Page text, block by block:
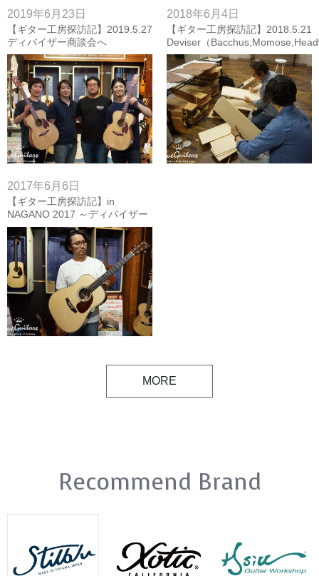
2019年6月23日
【ギター工房探訪記】2019.5.27
ディバイザー商談会へ
2018年6月4日
【ギター工房探訪記】2018.5.21
Deviser（
へ
2017年6月6日
【ギター工房探訪記】in
NAGANO 2017 ～ディバイザー
編 Momose/Bacchus/HEADWAY
MORE
Recommend Brand